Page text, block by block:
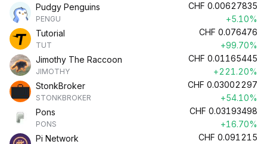
Pudgy Penguins
PENGU
CHF 0.00627835
+5.10%
Tutorial
TUT
CHF 0.076476
+99.70%
Jimothy The Raccoon
JIMOTHY
CHF 0.01165445
+221.20%
StonkBroker
STONKBROKER
CHF 0.03002297
+54.10%
Pons
PONS
CHF 0.03193498
+16.70%
Pi Network
CHF 0.091215